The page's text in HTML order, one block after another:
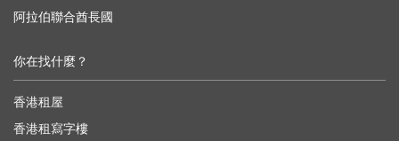
阿拉伯聯合酋長國
你在找什麼？
香港租屋
香港租寫字樓